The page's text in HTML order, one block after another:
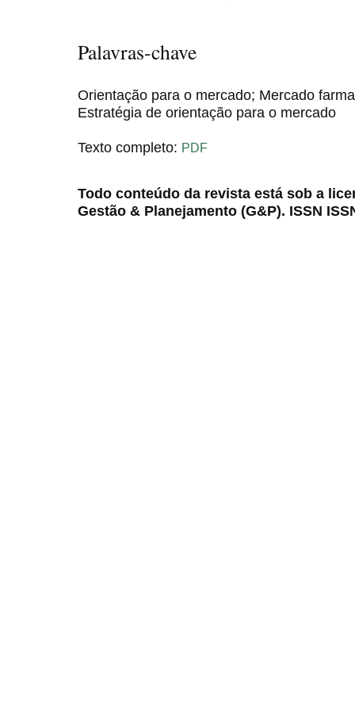
Palavras-chave
Orientação para o mercado; Mercado
Estratégia de orientação para o mercado
Texto completo: PDF
Todo conteúdo da revista está sob a
Gestão & Planejamento (G&P). ISSN